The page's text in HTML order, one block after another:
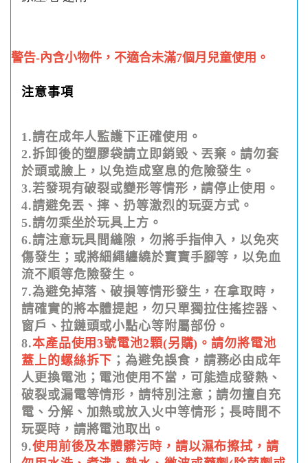
警告-內含小物件，不適合未滿7個月兒童使用。
注意事項
1.請在成年人監護下正確使用。
2.拆卸後的塑膠袋請立即銷毀、丟棄。請勿套
於頭或臉上，以免造成窒息的危險發生。
3.若發現有破裂或變形等情形，請停止使用。
4.請避免丟、摔、扔等激烈的玩耍方式。
5.請勿乘坐於玩具上方。
6.請注意玩具間縫隙，勿將手指伸入，以免夾
傷發生；或將細繩纏繞於寶寶手腳等，以免血
流不順等危險發生。
7.為避免掉落、破損等情形發生，在拿取時，
請確實的將本體提起，勿只單獨拉住搖控器、
窗戶、拉鏈頭或小點心等附屬部份。
8.本產品使用3號電池2顆(另購)。請勿將電池
蓋上的螺絲拆下 ；為避免誤食，請務必由成年
人更換電池；電池使用不當，可能造成發熱、
破裂或漏電等情形，請特別注意；請勿擅自充
電、分解、加熱或放入火中等情形；長時間不
玩耍時，請將電池取出。
9.使用前後及本體髒污時，請以濕布擦拭，請